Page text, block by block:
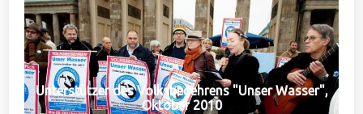
Unterstützer des Volksbegehrens "Unser Wasser",
Oktober 2010